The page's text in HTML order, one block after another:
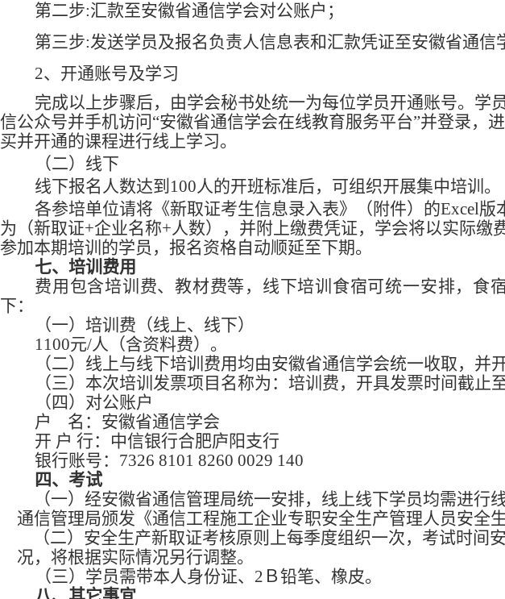
第二步:汇款至安徽省通信学会对公账户；
第三步:发送学员及报名负责人信息表和汇款凭证至安徽省通信
2、开通账号及学习
完成以上步骤后，由学会秘书处统一为每位学员开通账号。学
信公众号并手机访问“安徽省通信学会在线教育服务平台”并登录，进
买并开通的课程进行线上学习。
（二）线下
线下报名人数达到 100人的开班标准后，可组织开展集中培训 。
各参培单位请将《新取证考生信息录入表》（附件）的Excel版
为（新取证+企业名称+人数） ， 并附上缴费凭证，学会将以实际缴
参加本期培训的学员，报名资格自动顺延至下期。
七、 培训费用
费用包含培训费、教材费等，线下培训食宿可统一安排，食
下：
（一）培训费（线上、线下）
1100元/人（含资料费）。
（二） 线上与线下培训费用均由安徽省通信学会统一收取，并
（三）本次培训发票项目名称为：培训费，开具发票时间截止
（四）对公账户
户
名：安徽省通信学会
开 户 行：中信银行合肥庐阳支行
银行账号：7326 8101 8260 0029 140
四、考试
（一）经安徽省通信管理局统一安排，线上线下学员均需进行
通信管理局颁发《通信工程施工企业专职安全生产管理人员安全
（二）安全生产新取证考核原则上每季度组织一次，考试时间
况，将根据实际情况另行调整。
（三） 学员需带本人身份证、2Ｂ铅笔、橡皮。